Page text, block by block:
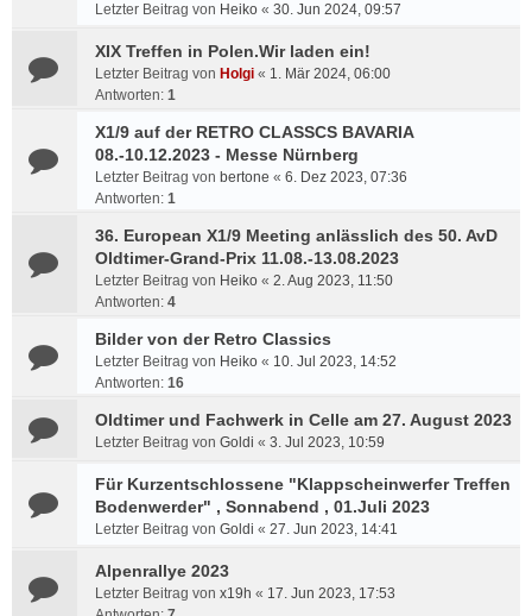
Letzter Beitrag von Heiko « 30. Jun 2024, 09:57
XIX Treffen in Polen.Wir laden ein!
Letzter Beitrag von Holgi « 1. Mär 2024, 06:00
Antworten: 1
X1/9 auf der RETRO CLASSCS BAVARIA
08.-10.12.2023 - Messe Nürnberg
Letzter Beitrag von bertone « 6. Dez 2023, 07:36
Antworten: 1
36. European X1/9 Meeting anlässlich des 50. AvD
Oldtimer-Grand-Prix 11.08.-13.08.2023
Letzter Beitrag von Heiko « 2. Aug 2023, 11:50
Antworten: 4
Bilder von der Retro Classics
Letzter Beitrag von Heiko « 10. Jul 2023, 14:52
Antworten: 16
Oldtimer und Fachwerk in Celle am 27. August 2023
Letzter Beitrag von Goldi « 3. Jul 2023, 10:59
Für Kurzentschlossene "Klappscheinwerfer Treffen
Bodenwerder" , Sonnabend , 01.Juli 2023
Letzter Beitrag von Goldi « 27. Jun 2023, 14:41
Alpenrallye 2023
Letzter Beitrag von x19h « 17. Jun 2023, 17:53